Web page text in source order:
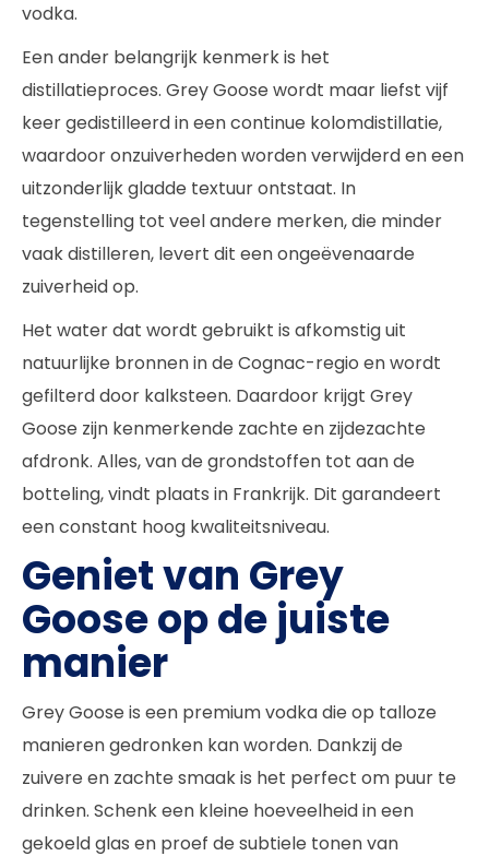
vodka.
Een ander belangrijk kenmerk is het
distillatieproces. Grey Goose wordt maar liefst vijf
keer gedistilleerd in een continue kolomdistillatie,
waardoor onzuiverheden worden verwijderd en een
uitzonderlijk gladde textuur ontstaat. In
tegenstelling tot veel andere merken, die minder
vaak distilleren, levert dit een ongeëvenaarde
zuiverheid op.
Het water dat wordt gebruikt is afkomstig uit
natuurlijke bronnen in de Cognac-regio en wordt
gefilterd door kalksteen. Daardoor krijgt Grey
Goose zijn kenmerkende zachte en zijdezachte
afdronk. Alles, van de grondstoffen tot aan de
botteling, vindt plaats in Frankrijk. Dit garandeert
een constant hoog kwaliteitsniveau.
Geniet van Grey
Goose op de juiste
manier
Grey Goose is een premium vodka die op talloze
manieren gedronken kan worden. Dankzij de
zuivere en zachte smaak is het perfect om puur te
drinken. Schenk een kleine hoeveelheid in een
gekoeld glas en proef de subtiele tonen van